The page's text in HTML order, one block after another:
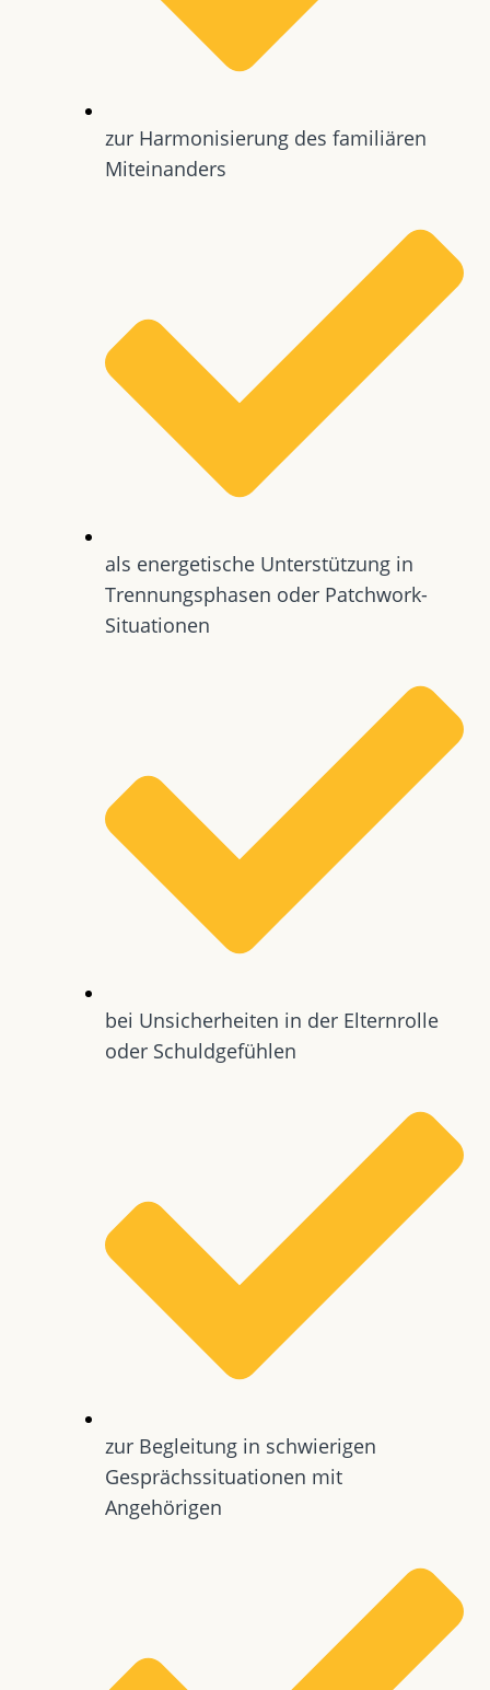
zur Harmonisierung des familiären
Miteinanders
als energetische Unterstützung in
Trennungsphasen oder Patchwork-
Situationen
bei Unsicherheiten in der Elternrolle
oder Schuldgefühlen
zur Begleitung in schwierigen
Gesprächssituationen mit
Angehörigen